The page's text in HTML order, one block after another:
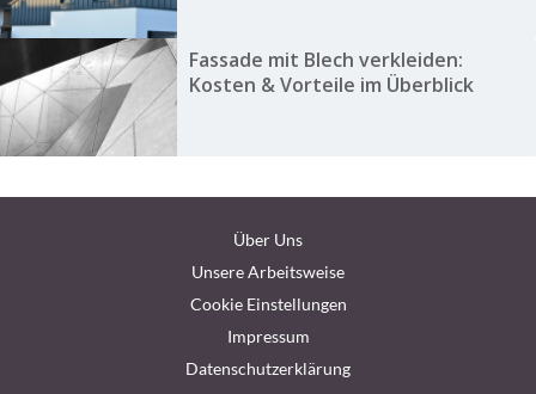
Fassade mit Blech verkleiden:
Kosten & Vorteile im Überblick
Über Uns
Unsere Arbeitsweise
Cookie Einstellungen
Impressum
Datenschutzerklärung